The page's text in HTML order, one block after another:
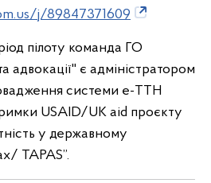
j/89847371609
пілоту команда ГО
адвокації" є адміністратором
системи е-TTН
USAID/UK aid проєкту
у державному
TAPAS”.